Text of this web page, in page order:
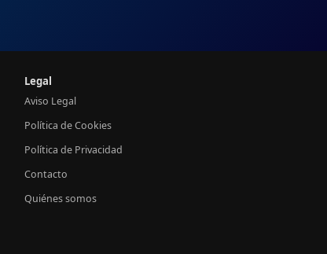
Legal
Aviso Legal
Política de Cookies
Política de Privacidad
Contacto
Quiénes somos